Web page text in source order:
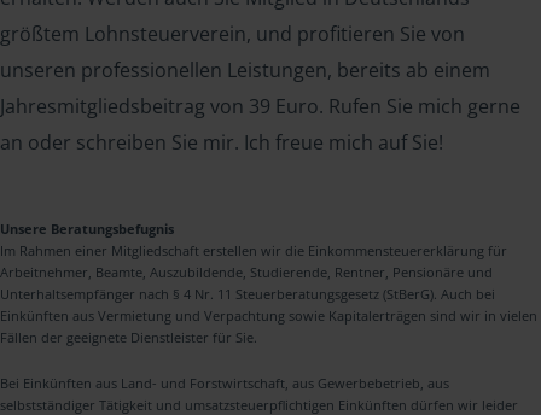
größtem Lohnsteuerverein, und profitieren Sie von
unseren professionellen Leistungen, bereits ab einem
Jahresmitgliedsbeitrag von 39 Euro. Rufen Sie mich gerne
an oder schreiben Sie mir. Ich freue mich auf Sie!
Unsere Beratungsbefugnis
Im Rahmen einer Mitgliedschaft erstellen wir die Einkommensteuererklärung für
Arbeitnehmer, Beamte, Auszubildende, Studierende, Rentner, Pensionäre und
Unterhaltsempfänger nach § 4 Nr. 11 Steuerberatungsgesetz (StBerG). Auch bei
Einkünften aus Vermietung und Verpachtung sowie Kapitalerträgen sind wir in vielen
Fällen der geeignete Dienstleister für Sie.
Bei Einkünften aus Land- und Forstwirtschaft, aus Gewerbebetrieb, aus
selbstständiger Tätigkeit und umsatzsteuerpflichtigen Einkünften dürfen wir leider